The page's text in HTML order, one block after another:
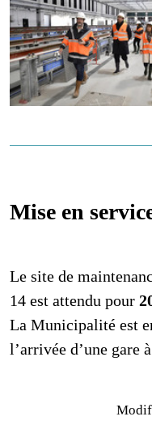
Mise en
Le site de
14 est attendu pour
La Municipalité est
l’arrivée d’une gare